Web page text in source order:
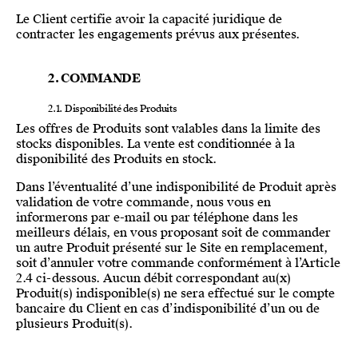
Le Client certifie avoir la capacité juridique de
contracter les engagements prévus aux présentes.
2. COMMANDE
2.1. Disponibilité des Produits
Les offres de Produits sont valables dans la limite des
stocks disponibles. La vente est conditionnée à la
disponibilité des Produits en stock.
Dans l’éventualité d’une indisponibilité de Produit après
validation de votre commande, nous vous en
informerons par e-mail ou par téléphone dans les
meilleurs délais, en vous proposant soit de commander
un autre Produit présenté sur le Site en remplacement,
soit d’annuler votre commande conformément à l’Article
2.4 ci-dessous. Aucun débit correspondant au(x)
Produit(s) indisponible(s) ne sera effectué sur le compte
bancaire du Client en cas d’indisponibilité d’un ou de
plusieurs Produit(s).